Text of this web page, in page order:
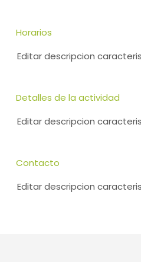
Horarios
Editar descripcion
Detalles de la actividad
Editar descripcion
Contacto
Editar descripcion